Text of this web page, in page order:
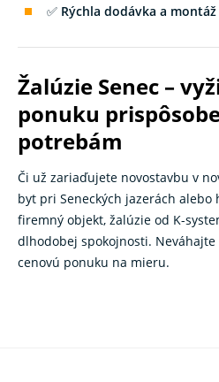
✅ Rýchla dodávka a
Žalúzie Senec –
ponuku
potrebám
Či už zariaďujete novostavbu v
byt pri Seneckých jazerách
firemný objekt, žalúzie od K-
dlhodobej spokojnosti.
cenovú ponuku na mieru.